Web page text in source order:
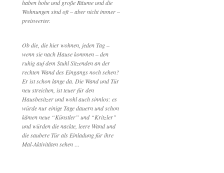
haben hohe und große Räume und die
Wohnungen sind oft – aber nicht immer –
preiswerter.
Ob die, die hier wohnen, jeden Tag –
wenn sie nach Hause kommen – den
ruhig auf dem Stuhl Sitzenden an der
rechten Wand des Eingangs noch sehen?
Er ist schon lange da. Die Wand und Tür
neu streichen, ist teuer für den
Hausbesitzer und wohl auch sinnlos: es
würde nur einige Tage dauern und schon
kämen neue “Künstler” und “Kritzler”
und würden die nackte, leere Wand und
die saubere Tür als Einladung für ihre
Mal-Aktivitäten sehen …